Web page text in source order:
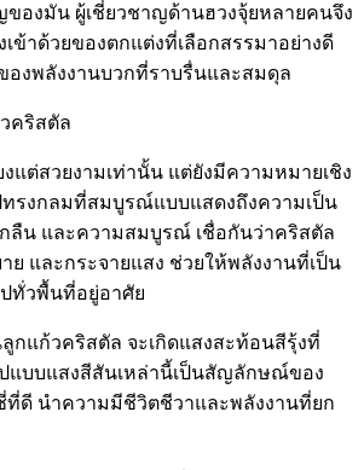
ของมัน ผู้เชี่ยวชาญด้านฮวงจุ้ยหลายคนจึง
ข้าด้วยของตกแต่งที่เลือกสรรมาอย่างดี
องพลังงานบวกที่ราบรื่นและสมดุล
คริสตัล
แต่สวยงามเท่านั้น แต่ยังมีความหมายเชิง
รงกลมที่สมบูรณ์แบบแสดงถึงความเป็น
ลืน และความสมบูรณ์ เชื่อกันว่าคริสตัล
ย และกระจายแสง ช่วยให้พลังงานที่เป็น
ทั่วพื้นที่อยู่อาศัย
กแก้วคริสตัล จะเกิดแสงสะท้อนสีรุ้งที่
ปแบบแสงสีสันเหล่านี้เป็นสัญลักษณ์ของ
ที่ดี นำความมีชีวิตชีวาและพลังงานที่ยก